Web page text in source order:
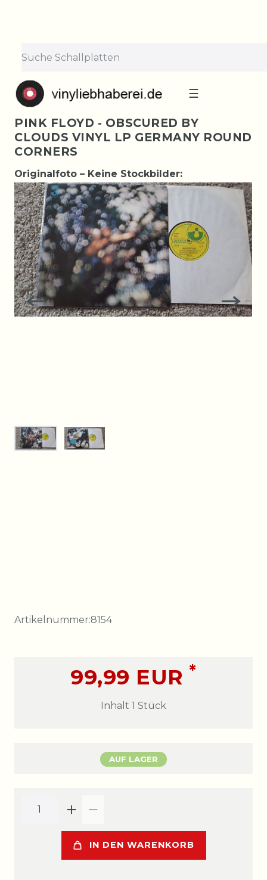
☰
PINK FLOYD - OBSCURED BY
CLOUDS VINYL LP GERMANY ROUND
CORNERS
Originalfoto – Keine Stockbilder:
Artikelnummer:8154
99,99 EUR*
Inhalt 1 Stück
AUF LAGER
IN DEN WARENKORB